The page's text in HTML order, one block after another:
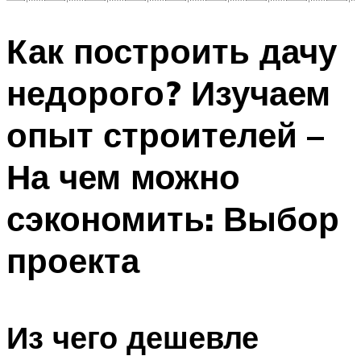
Как построить дачу
недорого? Изучаем
опыт строителей –
На чем можно
сэкономить: Выбор
проекта
Из чего дешевле